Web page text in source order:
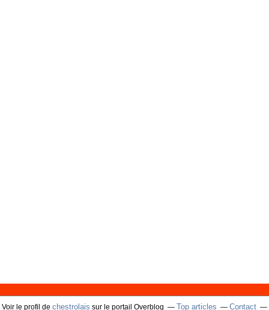
Voir le profil de chestrolais sur le portail Overblog Top articles Contact